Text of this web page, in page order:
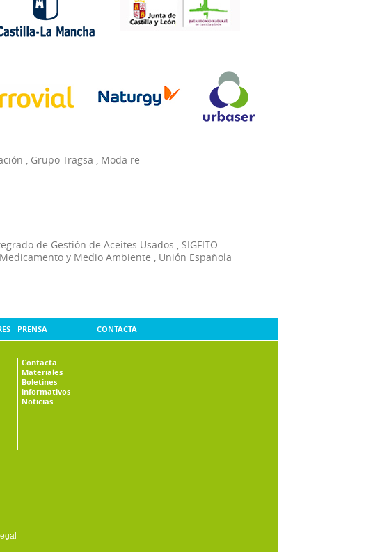
, Grupo Tragsa , Moda re-
de Gestión de Aceites Usados , SIGFITO
Medicamento y Medio Ambiente , Unión Española
PRENSA
Contacta
Materiales
Boletines
informativos
Noticias
CONTACTA